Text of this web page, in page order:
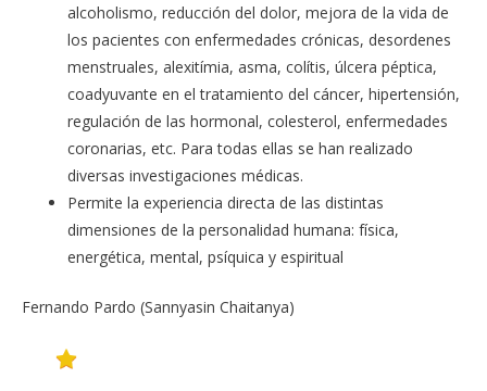
alcoholismo, reducción del dolor, mejora de la vida de
los pacientes con enfermedades crónicas, desordenes
menstruales, alexitímia, asma, colítis, úlcera péptica,
coadyuvante en el tratamiento del cáncer, hipertensión,
regulación de las hormonal, colesterol, enfermedades
coronarias, etc. Para todas ellas se han realizado
diversas investigaciones médicas.
Permite la experiencia directa de las distintas
dimensiones de la personalidad humana: física,
energética, mental, psíquica y espiritual
Fernando Pardo (Sannyasin Chaitanya)